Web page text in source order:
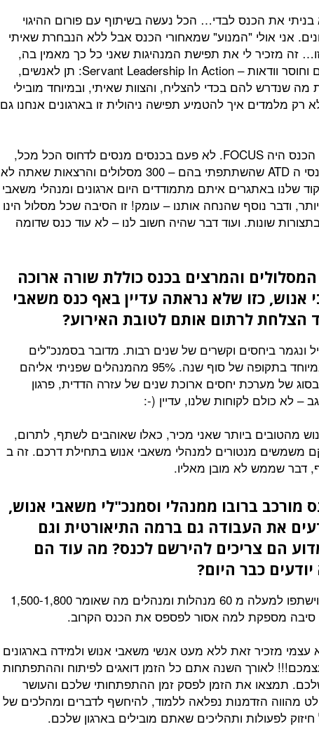
בניתי את הכנס לבדי… הכל נעשה בשיתוף עם פורום ההיגוי
אני אולי "המנוע" שמאחורי הכנס אבל ללא הנבחרת שאיתי
זה מזכיר לי את תפישת המנהיגות שאני כל כך מאמין בה,
במיוחד בזמנים של שינויים וחוסר וודאות – Servant Leadership In Action: תן לאנשים,
שנדרש להם בכדי להצליח, והצוות שאיתי, ובמיוחד מובילי
רק מלמדים איך להטמיע תפישה ניהולית זו בארגונים אנחנו גם
מה שהנחה אותנו בבניית הכנס היה FOCUS. לא פעם בכנסים מנסים לדחוס הכל מכל,
וזה מזכיר לי את אחד מכנסי ה ATD שהשתתפתי בהם – 300 מסלולים והרצאות שאתה לא
שלנו באתגרים איתם מתמודדים היום ארגונים ומנהלי משאבי
ודבר נוסף שהנחה אותנו – עומק! זו הסיבה שכל מסלול הינו
בתצורות שונות. ועוד דבר שהיה חשוב לנו – לא עוד כנס שדומה
והמרצים בכנס כוללת שורה ארוכה
אנוש, כזו שלא נראתה עדיין באף כנס משאבי
הצלחת לרתום אותם לטובת האירוע?
ביחסים וקשרים של שנים רבות. מדובר בסמנכ"לים
ומנהלים סופר עמוסים, במיוחד בתקופה של סוף שנה. 95% מהמנהלים שפניתי אליהם
של מערכת יחסים ארוכת שנים של עזרה הדדית, פרגון
– לא כולם לקוחות שלנו, עדיין (-:
מהטובים ביותר שאני מכיר, כאלו שאוהבים לשתף, לתרום,
משמשים מנטורים למנהלי משאבי אנוש בתחילת דרכם. זה ב
מורכב ברובו ממנהלי וסמנכ"לי משאבי אנוש,
את העבודה גם ברמה התיאורטית וגם
הם צריכים להירשם לכנס? מה עוד הם
כבר היום?
בכנס הקרוב ירצו, ילמדו, וישתפו למעלה מ 60 מנהלות ומנהלים מה שאומר 1,500-1,800
סיבה מספקת למה אסור לפספס את הכנס הקרוב.
עצמי מזכיר זאת ללא מעט אנשי משאבי אנוש ולמידה בארגונים
לאורך השנה אתם כל הזמן דואגים לפיתוח וההתפתחות
תמצאו את הזמן לפסק זמן ההתפתחותי שלכם והעושר
מהווה הזדמנות נפלאה ללמוד, להיחשף לדברים ומהלכים של
לפעולות ותהליכים שאתם מובילים בארגון שלכם.